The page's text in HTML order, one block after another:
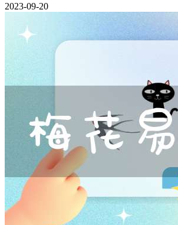
2023-09-20